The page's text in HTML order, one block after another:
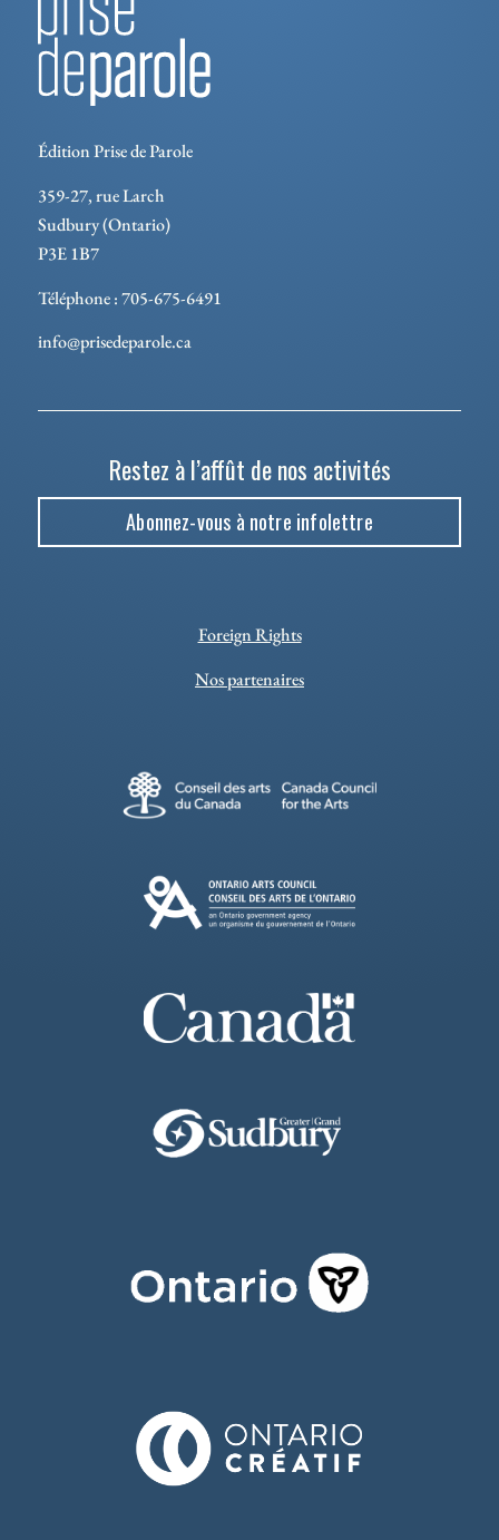
Édition Prise de Parole
359-27, rue Larch
Sudbury (Ontario)
P3E 1B7
Téléphone : 705-675-6491
info@prisedeparole.ca
Restez à l’affût de nos activités
Abonnez-vous à notre infolettre
Foreign Rights
Nos partenaires